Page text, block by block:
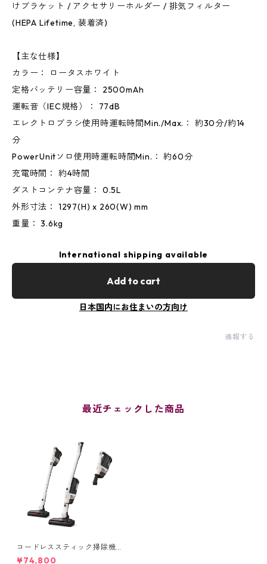
けブラケット / アクセサリーホルダー / 排気フィルター
(HEPA Lifetime, 装着済)
【主な仕様】
カラー： ロータスホワイト
定格バッテリー容量： 2500mAh
運転音（IEC規格）： 77dB
エレクトロブラシ使用時運転時間Min./Max.： 約30分/約14
分
PowerUnitソロ使用時運転時間Min.： 約60分
充電時間： 約4時間
ダストコンテナ容量： 0.5L
外形寸法： 1297(H) x 260(W) mm
重量： 3.6kg
International shipping available
Add to cart
日本国内にお住まいの方向け
通報する
最近チェックした商品
コードレススティック掃除機 T
riflex HX2
¥74,800